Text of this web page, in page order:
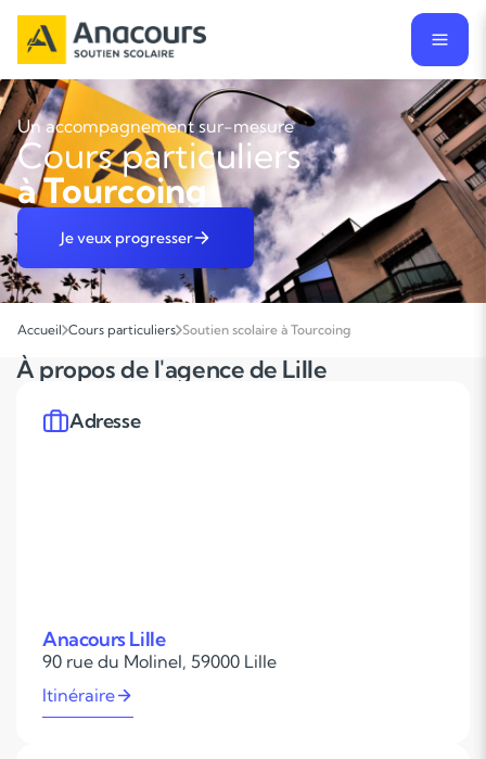
Un accompagnement sur-mesure
Cours particuliers
à Tourcoing
Je veux progresser
Accueil Cours particuliers Soutien scolaire à Tourcoing
À propos de l'agence de Lille
Adresse
Anacours Lille
90 rue du Molinel, 59000 Lille
Itinéraire